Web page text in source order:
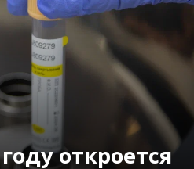
откроется